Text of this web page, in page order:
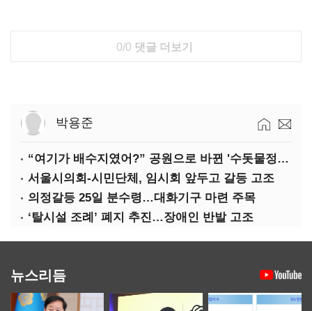
0/0 댓글 더보기
박용준
“여기가 배수지였어?” 공원으로 바뀐 '수돗물정거장'
서울시의회-시민단체, 임시회 앞두고 갈등 고조
의정갈등 25일 분수령…대화기구 마련 주목
‘탈시설 조례’ 폐지 추진…장애인 반발 고조
뉴스리듬